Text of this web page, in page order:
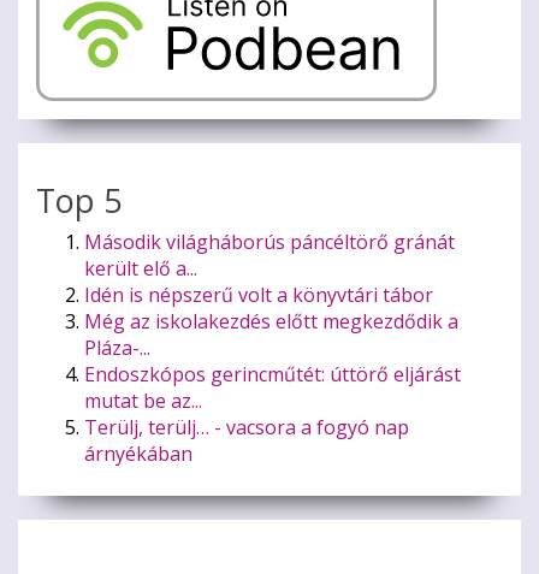
Top 5
Második világháborús páncéltörő gránát
került elő a...
Idén is népszerű volt a könyvtári tábor
Még az iskolakezdés előtt megkezdődik a
Pláza-...
Endoszkópos gerincműtét: úttörő eljárást
mutat be az...
Terülj, terülj… - vacsora a fogyó nap
árnyékában